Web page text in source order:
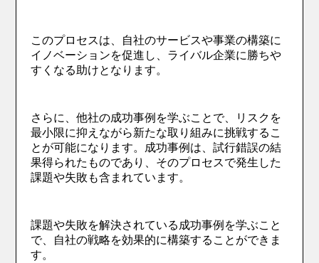
このプロセスは、自社のサービスや事業の構築に
イノベーションを促進し、ライバル企業に勝ちや
すくなる助けとなります。
さらに、他社の成功事例を学ぶことで、リスクを
最小限に抑えながら新たな取り組みに挑戦するこ
とが可能になります。成功事例は、試行錯誤の結
果得られたものであり、そのプロセスで発生した
課題や失敗も含まれています。
課題や失敗を解決されている成功事例を学ぶこと
で、自社の戦略を効果的に構築することができま
す。